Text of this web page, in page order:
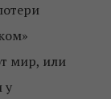
мир, или
у